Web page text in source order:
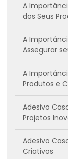
A
dos Seus
A
Assegurar
A
Produtos e
Adesivo
Projetos
Adesivo
Criativos